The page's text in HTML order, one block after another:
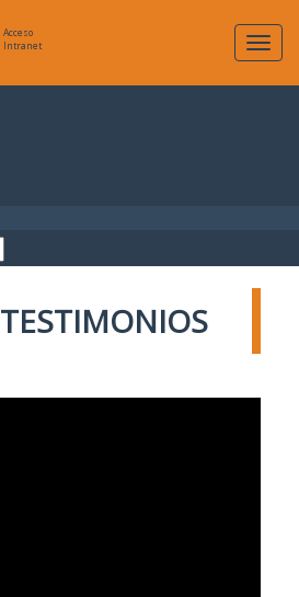
Acceso
Intranet
TESTIMONIOS